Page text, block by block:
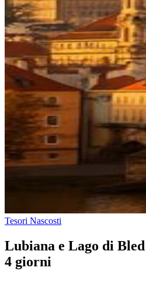
Tesori Nascosti
Lubiana e Lago di
4 giorni